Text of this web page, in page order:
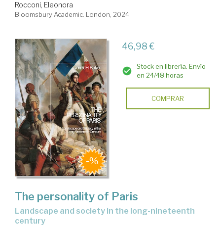
Rocconi, Eleonora
Bloomsbury Academic. London, 2024
46,98 €
Stock en librería. Envío
en 24/48 horas
COMPRAR
The personality of Paris
landscape and society in the long-nineteenth
century